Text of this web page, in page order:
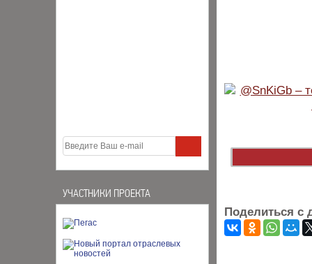
УЧАСТНИКИ ПРОЕКТА
Поделиться с